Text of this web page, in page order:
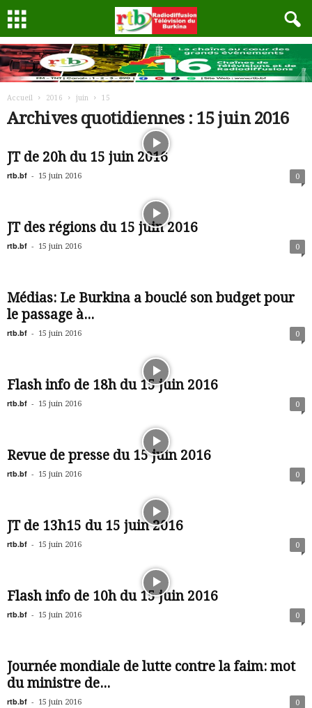
Accueil 2016 juin 15
Archives quotidiennes : 15 juin 2016
JT de 20h du 15 juin 2016
rtb.bf - 15 juin 2016 0
JT des régions du 15 juin 2016
rtb.bf - 15 juin 2016 0
Médias: Le Burkina a bouclé son budget pour
le passage à...
rtb.bf - 15 juin 2016 0
Flash info de 18h du 15 juin 2016
rtb.bf - 15 juin 2016 0
Revue de presse du 15 juin 2016
rtb.bf - 15 juin 2016 0
JT de 13h15 du 15 juin 2016
rtb.bf - 15 juin 2016 0
Flash info de 10h du 15 juin 2016
rtb.bf - 15 juin 2016 0
Journée mondiale de lutte contre la faim: mot
du ministre de...
rtb.bf - 15 juin 2016 0